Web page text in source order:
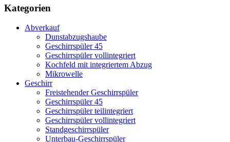
Kategorien
Abverkauf
Dunstabzugshaube
Geschirrspüler 45
Geschirrspüler vollintegriert
Kochfeld mit integriertem Abzug
Mikrowelle
Geschirr
Freistehender Geschirrspüler
Geschirrspüler 45
Geschirrspüler teilintegriert
Geschirrspüler vollintegriert
Standgeschirrspüler
Unterbau-Geschirrspüler